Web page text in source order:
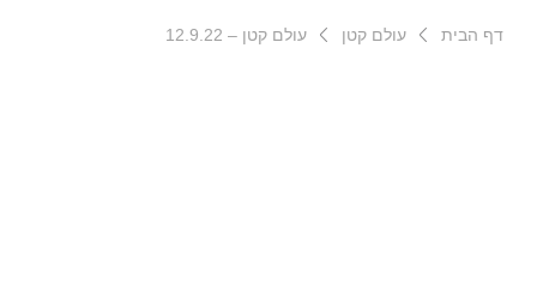
דף הבית עולם קטן עולם קטן – 12.9.22